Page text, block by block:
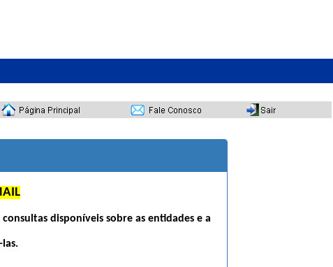
disponíveis sobre as entidades e a
las.